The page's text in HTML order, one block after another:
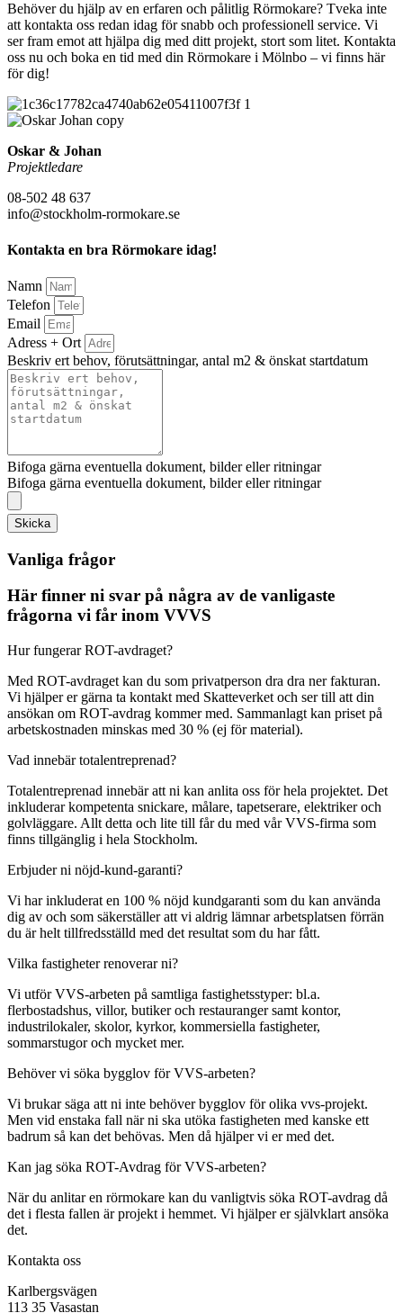
Behöver du hjälp av en erfaren och pålitlig Rörmokare? Tveka inte
att kontakta oss redan idag för snabb och professionell service. Vi
ser fram emot att hjälpa dig med ditt projekt, stort som litet. Kontakta
oss nu och boka en tid med din Rörmokare i Mölnbo – vi finns här
för dig!
Oskar & Johan
Projektledare
08-502 48 637
info@stockholm-rormokare.se
Kontakta en bra Rörmokare idag!
Namn
Telefon
Email
Adress + Ort
Beskriv ert behov, förutsättningar, antal m2 & önskat startdatum
Bifoga gärna eventuella dokument, bilder eller ritningar
Bifoga gärna eventuella dokument, bilder eller ritningar
Skicka
Vanliga frågor
Här finner ni svar på några av de vanligaste
frågorna vi får inom VVVS
Hur fungerar ROT-avdraget?
Med ROT-avdraget kan du som privatperson dra dra ner fakturan.
Vi hjälper er gärna ta kontakt med Skatteverket och ser till att din
ansökan om ROT-avdrag kommer med. Sammanlagt kan priset på
arbetskostnaden minskas med 30 % (ej för material).
Vad innebär totalentreprenad?
Totalentreprenad innebär att ni kan anlita oss för hela projektet. Det
inkluderar kompetenta snickare, målare, tapetserare, elektriker och
golvläggare. Allt detta och lite till får du med vår VVS-firma som
finns tillgänglig i hela Stockholm.
Erbjuder ni nöjd-kund-garanti?
Vi har inkluderat en 100 % nöjd kundgaranti som du kan använda
dig av och som säkerställer att vi aldrig lämnar arbetsplatsen förrän
du är helt tillfredsställd med det resultat som du har fått.
Vilka fastigheter renoverar ni?
Vi utför VVS-arbeten på samtliga fastighetsstyper: bl.a.
flerbostadshus, villor, butiker och restauranger samt kontor,
industrilokaler, skolor, kyrkor, kommersiella fastigheter,
sommarstugor och mycket mer.
Behöver vi söka bygglov för VVS-arbeten?
Vi brukar säga att ni inte behöver bygglov för olika vvs-projekt.
Men vid enstaka fall när ni ska utöka fastigheten med kanske ett
badrum så kan det behövas. Men då hjälper vi er med det.
Kan jag söka ROT-Avdrag för VVS-arbeten?
När du anlitar en rörmokare kan du vanligtvis söka ROT-avdrag då
det i flesta fallen är projekt i hemmet. Vi hjälper er självklart ansöka
det.
Kontakta oss
Karlbergsvägen
113 35 Vasastan